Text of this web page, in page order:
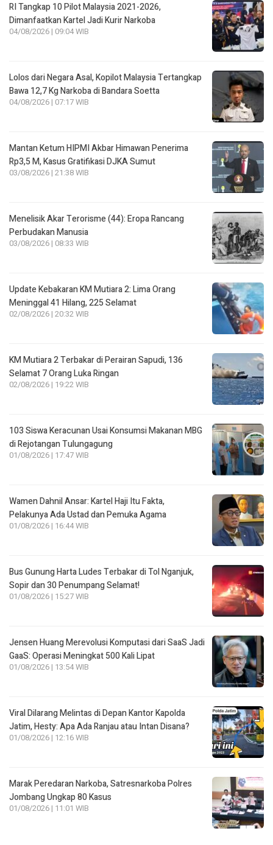
RI Tangkap 10 Pilot Malaysia 2021-2026,
Dimanfaatkan Kartel Jadi Kurir Narkoba
04/08/2026 | 09:04 WIB
Lolos dari Negara Asal, Kopilot Malaysia Tertangkap
Bawa 12,7 Kg Narkoba di Bandara Soetta
04/08/2026 | 07:17 WIB
Mantan Ketum HIPMI Akbar Himawan Penerima
Rp3,5 M, Kasus Gratifikasi DJKA Sumut
03/08/2026 | 21:38 WIB
Menelisik Akar Terorisme (44): Eropa Rancang
Perbudakan Manusia
03/08/2026 | 08:33 WIB
Update Kebakaran KM Mutiara 2: Lima Orang
Meninggal 41 Hilang, 225 Selamat
02/08/2026 | 20:32 WIB
KM Mutiara 2 Terbakar di Perairan Sapudi, 136
Selamat 7 Orang Luka Ringan
02/08/2026 | 19:22 WIB
103 Siswa Keracunan Usai Konsumsi Makanan MBG
di Rejotangan Tulungagung
01/08/2026 | 17:47 WIB
Wamen Dahnil Ansar: Kartel Haji Itu Fakta,
Pelakunya Ada Ustad dan Pemuka Agama
01/08/2026 | 16:44 WIB
Bus Gunung Harta Ludes Terbakar di Tol Nganjuk,
Sopir dan 30 Penumpang Selamat!
01/08/2026 | 15:27 WIB
Jensen Huang Merevolusi Komputasi dari SaaS Jadi
GaaS: Operasi Meningkat 500 Kali Lipat
01/08/2026 | 13:54 WIB
Viral Dilarang Melintas di Depan Kantor Kapolda
Jatim, Hesty: Apa Ada Ranjau atau Intan Disana?
01/08/2026 | 12:16 WIB
Marak Peredaran Narkoba, Satresnarkoba Polres
Jombang Ungkap 80 Kasus
01/08/2026 | 11:01 WIB